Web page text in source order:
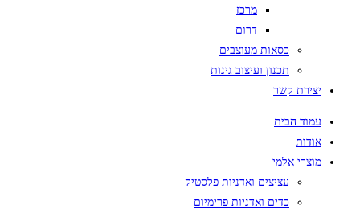
מרכז
דרום
כסאות מעוצבים
תכנון ועיצוב גינות
יצירת קשר
עמוד הבית
אודות
מוצרי אלמי
עציצים ואדניות פלסטיק
כדים ואדניות פרימיום